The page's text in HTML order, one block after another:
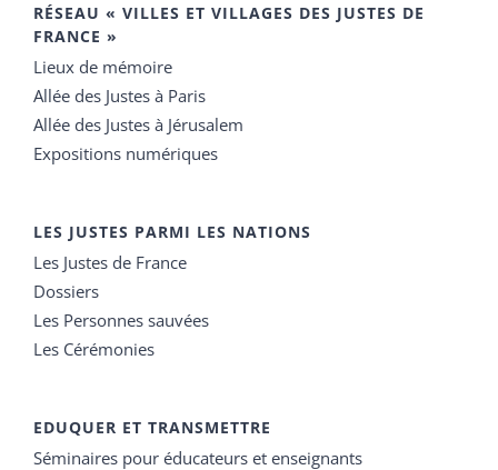
RÉSEAU « VILLES ET VILLAGES DES JUSTES DE
FRANCE »
Lieux de mémoire
Allée des Justes à Paris
Allée des Justes à Jérusalem
Expositions numériques
LES JUSTES PARMI LES NATIONS
Les Justes de France
Dossiers
Les Personnes sauvées
Les Cérémonies
EDUQUER ET TRANSMETTRE
Séminaires pour éducateurs et enseignants